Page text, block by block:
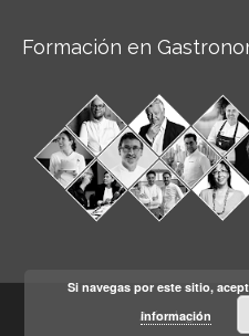
Formación en
Aviso legal
Si navegas por este sitio,
información